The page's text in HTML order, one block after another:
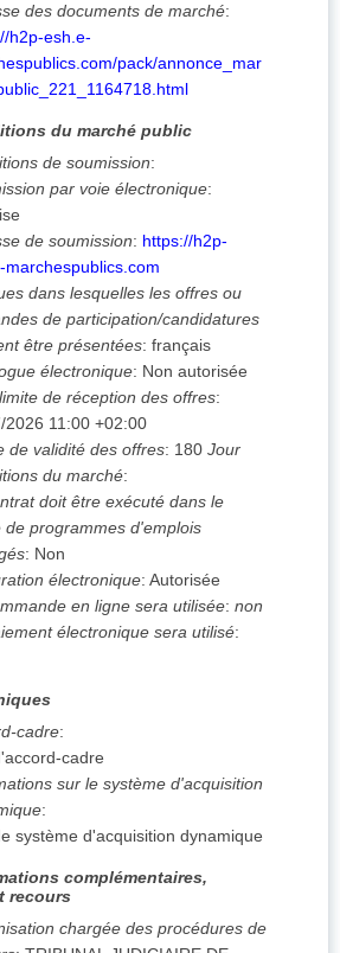
des documents de marché:
h2p-esh.e-
pack/annonce_mar
du marché public
de soumission:
par voie électronique:
de soumission: https://h2p-
marchespublics.com
dans lesquelles les offres ou
de participation/candidatures
être présentées: français
électronique: Non autorisée
de réception des offres:
2026 11:00 +02:00
de validité des offres: 180 Jour
du marché:
doit être exécuté dans le
de programmes d'emplois
: Non
électronique: Autorisée
en ligne sera utilisée: non
électronique sera utilisé:
cadre:
cadre
sur le système d'acquisition
:
système d'acquisition dynamique
complémentaires,
recours
chargée des procédures de